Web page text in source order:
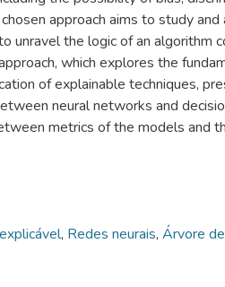
approach aims to study
unravel the logic of an algorithm
which explores the
of explainable techniques,
neural networks and
metrics of the models and
, Redes neurais, Árvore